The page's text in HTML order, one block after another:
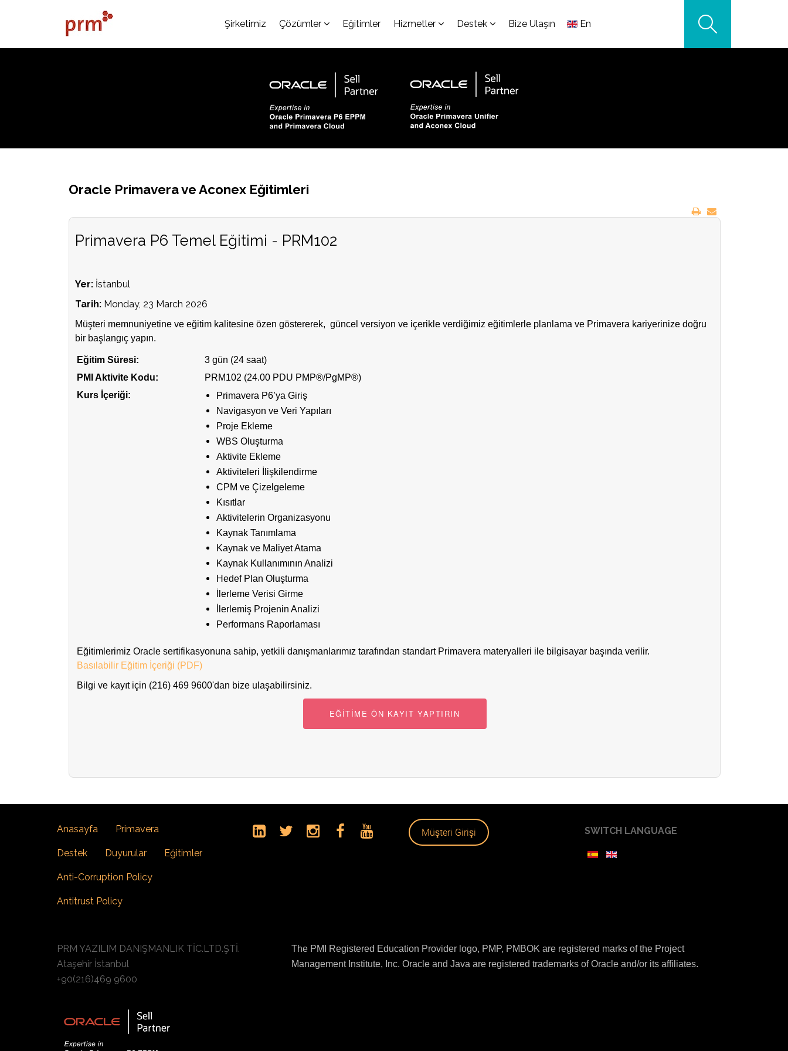
Şirketimiz Çözümler Eğitimler Hizmetler Destek Bize Ulaşın En
Oracle Primavera ve Aconex Eğitimleri
Primavera P6 Temel Eğitimi - PRM102
Yer: İstanbul
Tarih: Monday, 23 March 2026
Müşteri memnuniyetine ve eğitim kalitesine özen göstererek, güncel versiyon ve içerikle verdiğimiz eğitimlerle planlama ve Primavera kariyerinize doğru
bir başlangıç yapın.
Eğitim Süresi:
3 gün (24 saat)
PMI Aktivite Kodu:
PRM102 (24.00 PDU PMP®/PgMP®)
Kurs İçeriği:
Primavera P6’ya Giriş
Navigasyon ve Veri Yapıları
Proje Ekleme
WBS Oluşturma
Aktivite Ekleme
Aktiviteleri İlişkilendirme
CPM ve Çizelgeleme
Kısıtlar
Aktivitelerin Organizasyonu
Kaynak Tanımlama
Kaynak ve Maliyet Atama
Kaynak Kullanımının Analizi
Hedef Plan Oluşturma
İlerleme Verisi Girme
İlerlemiş Projenin Analizi
Performans Raporlaması
Eğitimlerimiz Oracle sertifikasyonuna sahip, yetkili danışmanlarımız tarafından standart Primavera materyalleri ile bilgisayar başında verilir.
Basılabilir Eğitim İçeriği (PDF)
Bilgi ve kayıt için (216) 469 9600'dan bize ulaşabilirsiniz.
EĞİTİME ÖN KAYIT YAPTIRIN
Anasayfa Primavera
Destek Duyurular Eğitimler
Anti-Corruption Policy
Antitrust Policy
Müşteri Girişi SWITCH LANGUAGE
PRM YAZILIM DANIŞMANLIK TİC.LTD.ŞTİ.
Ataşehir İstanbul
+90(216)469 9600
The PMI Registered Education Provider logo, PMP, PMBOK are registered marks of the Project
Management Institute, Inc. Oracle and Java are registered trademarks of Oracle and/or its affiliates.